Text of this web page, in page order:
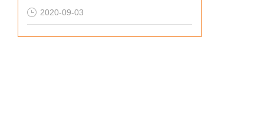
2020-09-03